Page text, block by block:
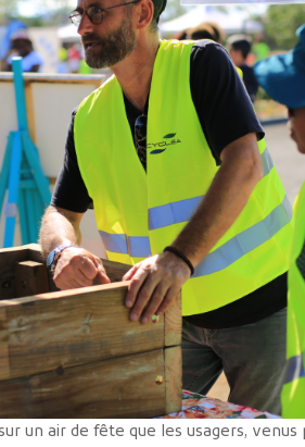
un air de fête que les usagers,